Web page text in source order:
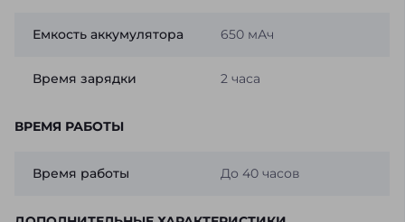
Емкость аккумулятора 650 мАч
Время зарядки 2 часа
ВРЕМЯ РАБОТЫ
Время работы До 40 часов